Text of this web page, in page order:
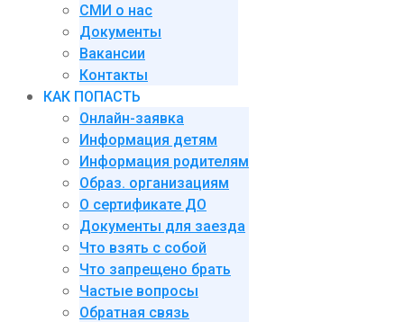
СМИ о нас
Документы
Вакансии
Контакты
КАК ПОПАСТЬ
Онлайн-заявка
Информация детям
Информация родителям
Образ. организациям
О сертификате ДО
Документы для заезда
Что взять с собой
Что запрещено брать
Частые вопросы
Обратная связь